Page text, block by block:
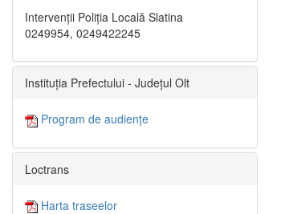
Intervenții Poliția Locală Slatina
0249954, 0249422245
Instituția Prefectului - Județul Olt
Program de audiențe
Loctrans
Harta traseelor